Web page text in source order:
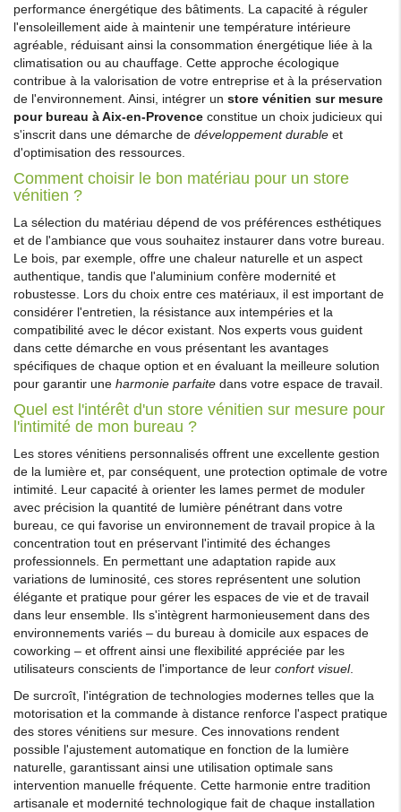
performance énergétique des bâtiments. La capacité à réguler
l'ensoleillement aide à maintenir une température intérieure
agréable, réduisant ainsi la consommation énergétique liée à la
climatisation ou au chauffage. Cette approche écologique
contribue à la valorisation de votre entreprise et à la préservation
de l'environnement. Ainsi, intégrer un store vénitien sur mesure
pour bureau à Aix-en-Provence constitue un choix judicieux qui
s'inscrit dans une démarche de développement durable et
d'optimisation des ressources.
Comment choisir le bon matériau pour un store
vénitien ?
La sélection du matériau dépend de vos préférences esthétiques
et de l'ambiance que vous souhaitez instaurer dans votre bureau.
Le bois, par exemple, offre une chaleur naturelle et un aspect
authentique, tandis que l'aluminium confère modernité et
robustesse. Lors du choix entre ces matériaux, il est important de
considérer l'entretien, la résistance aux intempéries et la
compatibilité avec le décor existant. Nos experts vous guident
dans cette démarche en vous présentant les avantages
spécifiques de chaque option et en évaluant la meilleure solution
pour garantir une harmonie parfaite dans votre espace de travail.
Quel est l'intérêt d'un store vénitien sur mesure pour
l'intimité de mon bureau ?
Les stores vénitiens personnalisés offrent une excellente gestion
de la lumière et, par conséquent, une protection optimale de votre
intimité. Leur capacité à orienter les lames permet de moduler
avec précision la quantité de lumière pénétrant dans votre
bureau, ce qui favorise un environnement de travail propice à la
concentration tout en préservant l'intimité des échanges
professionnels. En permettant une adaptation rapide aux
variations de luminosité, ces stores représentent une solution
élégante et pratique pour gérer les espaces de vie et de travail
dans leur ensemble. Ils s'intègrent harmonieusement dans des
environnements variés – du bureau à domicile aux espaces de
coworking – et offrent ainsi une flexibilité appréciée par les
utilisateurs conscients de l'importance de leur confort visuel.
De surcroît, l'intégration de technologies modernes telles que la
motorisation et la commande à distance renforce l'aspect pratique
des stores vénitiens sur mesure. Ces innovations rendent
possible l'ajustement automatique en fonction de la lumière
naturelle, garantissant ainsi une utilisation optimale sans
intervention manuelle fréquente. Cette harmonie entre tradition
artisanale et modernité technologique fait de chaque installation